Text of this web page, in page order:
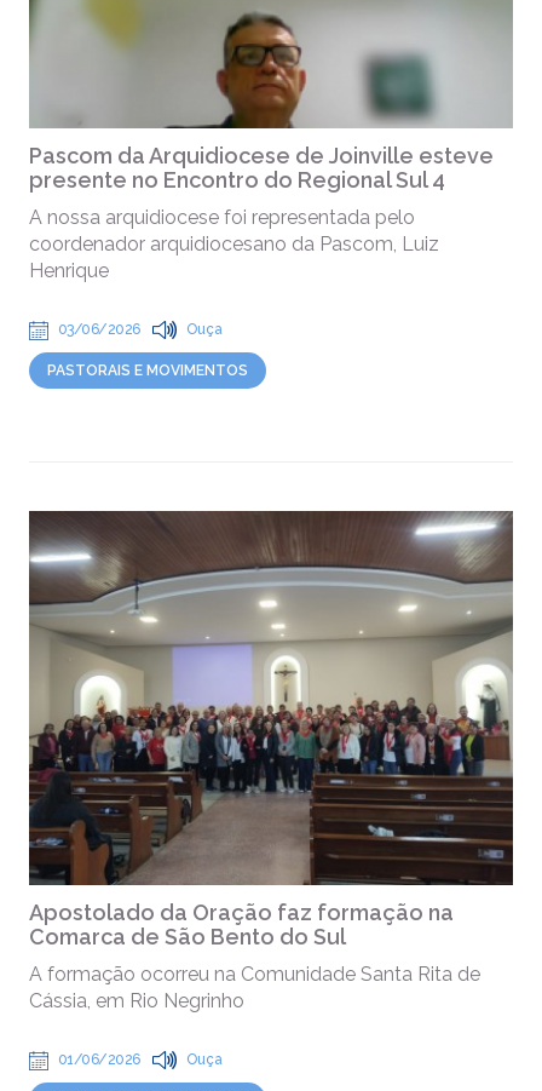
Pascom da Arquidiocese de Joinville esteve
presente no Encontro do Regional Sul 4
A nossa arquidiocese foi representada pelo
coordenador arquidiocesano da Pascom, Luiz
Henrique
03/06/2026 Ouça
PASTORAIS E MOVIMENTOS
Apostolado da Oração faz formação na
Comarca de São Bento do Sul
A formação ocorreu na Comunidade Santa Rita de
Cássia, em Rio Negrinho
01/06/2026 Ouça